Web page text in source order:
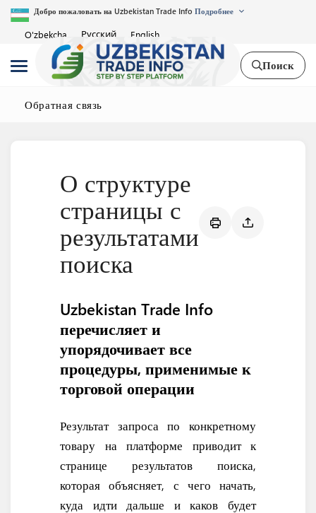
Добро пожаловать на Uzbekistan Trade Info Подробнее
O'zbekcha Русский English
Поиск
Обратная связь
О структуре
страницы с
результатами
поиска
Uzbekistan Trade Info
перечисляет и
упорядочивает все
процедуры, применимые к
торговой операции
Результат запроса по конкретному
товару на платформе приводит к
странице результатов поиска,
которая объясняет, с чего начать,
куда идти дальше и каков будет